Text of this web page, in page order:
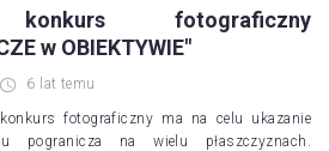
fotograficzny
w OBIEKTYWIE"
6 lat temu
fotograficzny ma na celu ukazanie
pogranicza na wielu płaszczyznach.